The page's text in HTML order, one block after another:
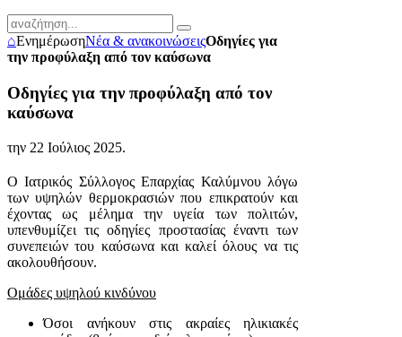
⌂ΕνημέρωσηΝέα & ανακοινώσειςΟδηγίες για
την προφύλαξη από τον καύσωνα
Οδηγίες για την προφύλαξη από τον
καύσωνα
την 22 Ιούλιος 2025.
Ο Ιατρικός Σύλλογος Επαρχίας Καλύμνου λόγω
των υψηλών θερμοκρασιών που επικρατούν και
έχοντας ως μέλημα την υγεία των πολιτών,
υπενθυμίζει τις οδηγίες προστασίας έναντι των
συνεπειών του καύσωνα και καλεί όλους να τις
ακολουθήσουν.
Ομάδες υψηλού κινδύνου
Όσοι ανήκουν στις ακραίες ηλικιακές